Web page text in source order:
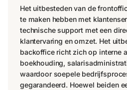
Het uitbesteden van de
te maken hebben met
technische support met een
klantervaring en omzet. Het
backoffice richt zich op interne
boekhouding,
waardoor soepele
gegarandeerd. Hoewel beiden